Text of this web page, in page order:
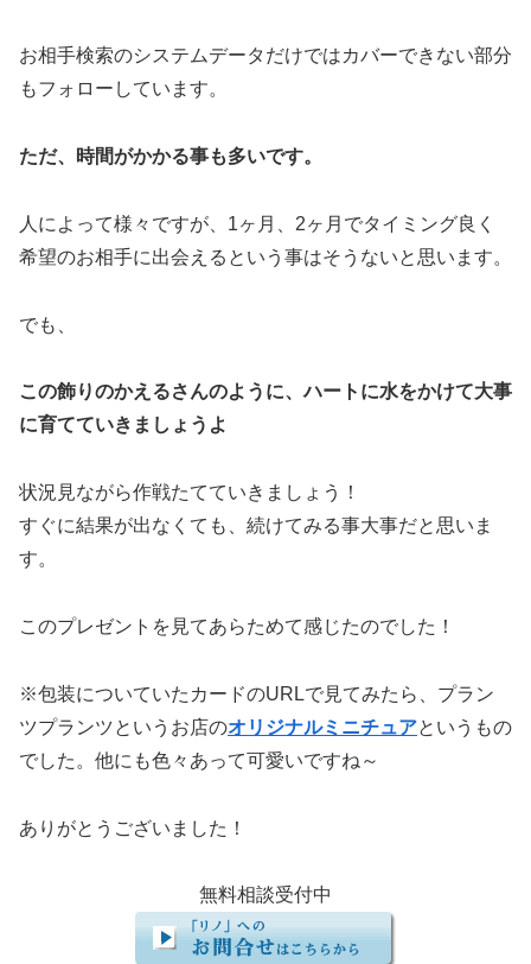
お相手検索のシステムデータだけではカバーできない部分
もフォローしています。
ただ、時間がかかる事も多いです。
人によって様々ですが、1ヶ月、2ヶ月でタイミング良く
希望のお相手に出会えるという事はそうないと思います。
でも、
この飾りのかえるさんのように、ハートに水をかけて大事
に育てていきましょうよ
状況見ながら作戦たてていきましょう！
すぐに結果が出なくても、続けてみる事大事だと思いま
す。
このプレゼントを見てあらためて感じたのでした！
※包装についていたカードのURLで見てみたら、プラン
ツプランツというお店のオリジナルミニチュアというもの
でした。他にも色々あって可愛いですね～
ありがとうございました！
無料相談受付中